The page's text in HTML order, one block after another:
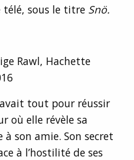
sous le titre Snö.
Rawl, Hachette
avait tout pour réussir
où elle révèle sa
à son amie. Son secret
à l’hostilité de ses